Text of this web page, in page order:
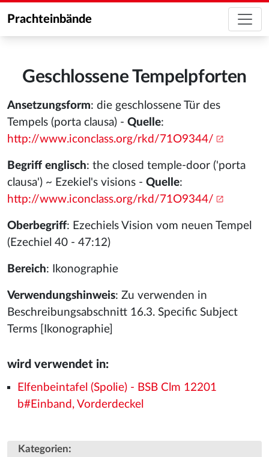
Prachteinbände
Geschlossene Tempelpforten
Ansetzungsform: die geschlossene Tür des
Tempels (porta clausa) - Quelle:
http://www.iconclass.org/rkd/71O9344/
Begriff englisch: the closed temple-door ('porta
clausa') ~ Ezekiel's visions - Quelle:
http://www.iconclass.org/rkd/71O9344/
Oberbegriff: Ezechiels Vision vom neuen Tempel
(Ezechiel 40 - 47:12)
Bereich: Ikonographie
Verwendungshinweis: Zu verwenden in
Beschreibungsabschnitt 16.3. Specific Subject
Terms [Ikonographie]
wird verwendet in:
Elfenbeintafel (Spolie) - BSB Clm 12201
b#Einband, Vorderdeckel
Kategorien: